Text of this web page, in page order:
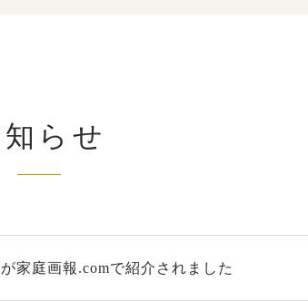
らせ
家庭画報.comで紹介されました